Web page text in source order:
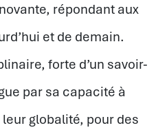
répondant aux
et de demain.
forte d’un savoir-
par sa capacité à
globalité, pour des